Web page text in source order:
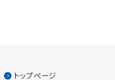
トップページ